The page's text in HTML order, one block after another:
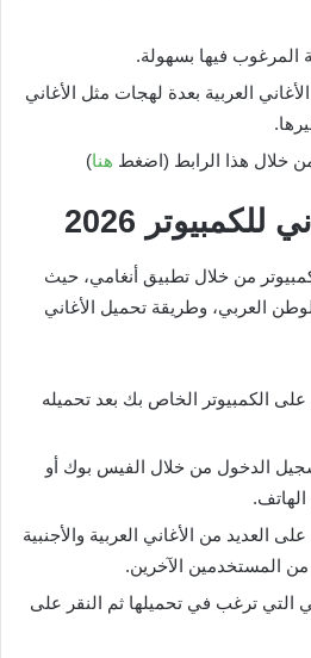
المرغوب فيها بسهولة.
العربية بعدة لهجات مثل الأغاني
خلال هذا الرابط (اضغط هنا)
للكمبيوتر 2026
من خلال تطبيق أنغامي، حيث
العربي، وطريقة تحميل الأغاني
على الكمبيوتر الخاص بك بعد تحميله
الدخول من خلال الفيس بوك أو
الهاتف.
العديد من الأغاني العربية والأجنبية
من المستخدمين الآخرين.
التي ترغب في تحميلها ثم النقر على